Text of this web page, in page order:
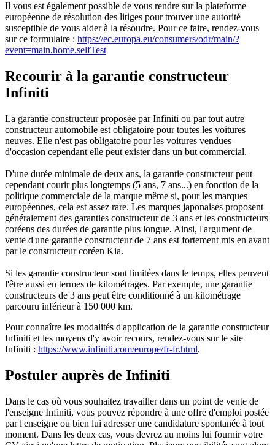
Il vous est également possible de vous rendre sur la plateforme
européenne de résolution des litiges pour trouver une autorité
susceptible de vous aider à la résoudre. Pour ce faire, rendez-vous
sur ce formulaire : https://ec.europa.eu/consumers/odr/main/?
event=main.home.selfTest
Recourir à la garantie constructeur
Infiniti
La garantie constructeur proposée par Infiniti ou par tout autre
constructeur automobile est obligatoire pour toutes les voitures
neuves. Elle n'est pas obligatoire pour les voitures vendues
d'occasion cependant elle peut exister dans un but commercial.
D'une durée minimale de deux ans, la garantie constructeur peut
cependant courir plus longtemps (5 ans, 7 ans...) en fonction de la
politique commerciale de la marque même si, pour les marques
européennes, cela est assez rare. Les marques japonaises proposent
généralement des garanties constructeur de 3 ans et les constructeurs
coréens des durées de garantie plus longue. Ainsi, l'argument de
vente d'une garantie constructeur de 7 ans est fortement mis en avant
par le constructeur coréen Kia.
Si les garantie constructeur sont limitées dans le temps, elles peuvent
l'être aussi en termes de kilométrages. Par exemple, une garantie
constructeurs de 3 ans peut être conditionné à un kilométrage
parcouru inférieur à 150 000 km.
Pour connaître les modalités d'application de la garantie constructeur
Infiniti et les moyens d'y avoir recours, rendez-vous sur le site
Infiniti : https://www.infiniti.com/europe/fr-fr.html.
Postuler auprès de Infiniti
Dans le cas où vous souhaitez travailler dans un point de vente de
l'enseigne Infiniti, vous pouvez répondre à une offre d'emploi postée
par l'enseigne ou bien lui adresser une candidature spontanée à tout
moment. Dans les deux cas, vous devrez au moins lui fournir votre